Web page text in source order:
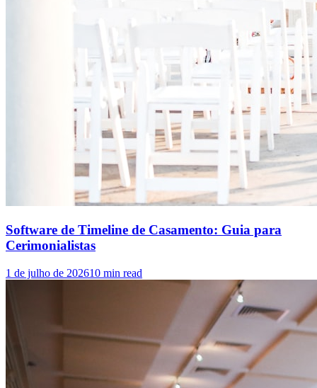
Software de Timeline de Casamento: Guia para
Cerimonialistas
1 de julho de 202610 min read